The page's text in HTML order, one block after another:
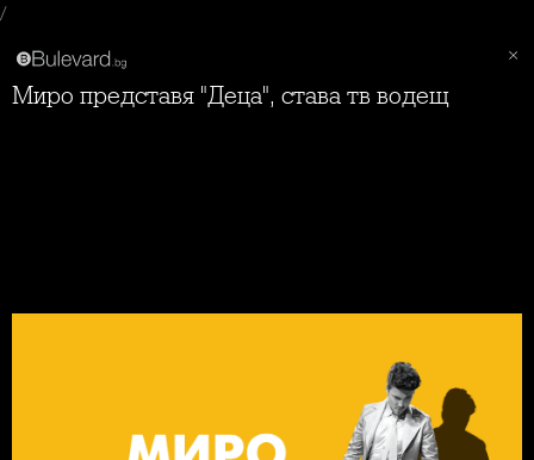
/
Миро представя "Деца", става тв водещ